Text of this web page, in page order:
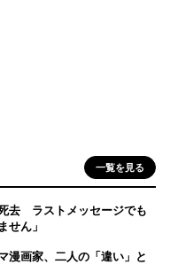
一覧を見る
去 ラストメッセージでも
ん」
画家、二人の「違い」と